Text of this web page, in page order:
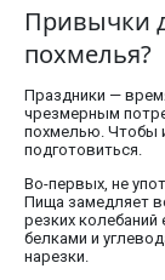
Привычки
похмелья?
Праздники —
чрезмерным
похмелью. Чтобы
подготовиться.
Во-первых, не
Пища замедляет
резких колебаний
белками и
нарезки.